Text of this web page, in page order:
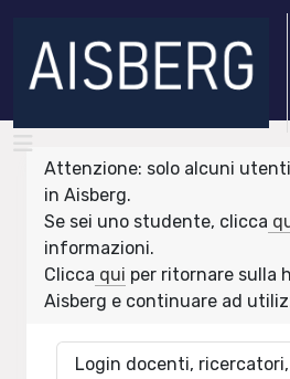
Attenzione: solo alcuni
in Aisberg.
Se sei uno studente, clicca
informazioni.
Clicca qui per ritornare sulla
Aisberg e continuare ad
Login docenti,